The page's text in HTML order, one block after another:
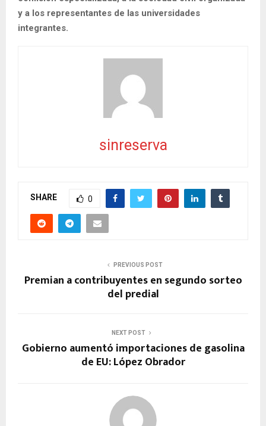
y a los representantes de las universidades
integrantes.
sinreserva
SHARE 0
PREVIOUS POST
Premian a contribuyentes en segundo sorteo
del predial
NEXT POST
Gobierno aumentó importaciones de gasolina
de EU: López Obrador